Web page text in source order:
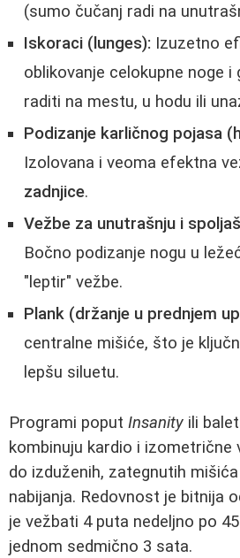
(sumo čučanj radi na
Iskoraci (lunges): Izuzetno
oblikovanje celokupne noge i
raditi na mestu, u hodu ili
Podizanje karličnog pojasa
Izolovana i veoma efektna
zadnjice.
Vežbe za unutrašnju i
Bočno podizanje nogu u
"leptir" vežbe.
Plank (držanje u prednjem
centralne mišiće, što je
lepšu siluetu.
Programi poput Insanity ili
kombinuju kardio i izometrične
do izduženih, zategnutih
nabijanja. Redovnost je bitnija
je vežbati 4 puta nedeljno po
jednom sedmično 3 sata.